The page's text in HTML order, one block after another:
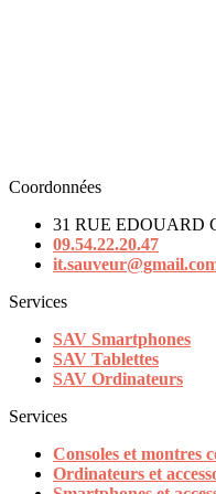
Coordonnées
31 RUE EDOUARD
09.54.22.20.47
Services
SAV Smartphones
SAV Tablettes
SAV Ordinateurs
Services
Consoles et montres
Ordinateurs et